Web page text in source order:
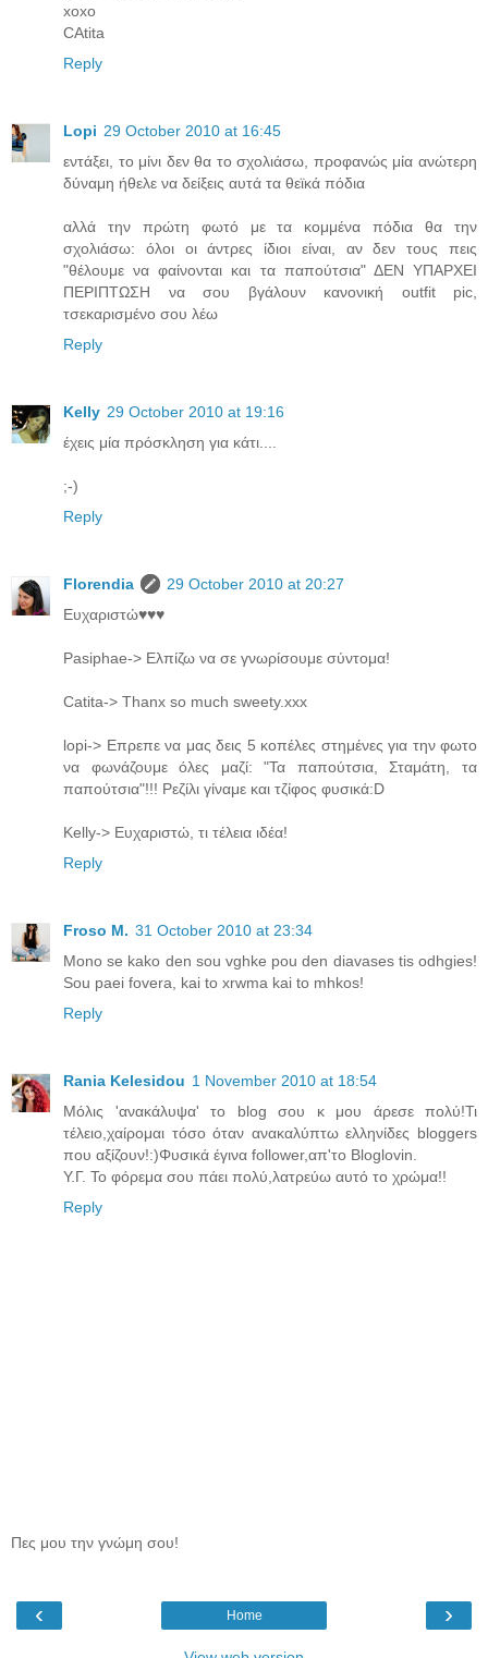
xoxo
CAtita
Reply
Lopi 29 October 2010 at 16:45
εντάξει, το μίνι δεν θα το σχολιάσω, προφανώς μία ανώτερη
δύναμη ήθελε να δείξεις αυτά τα θεϊκά πόδια
αλλά την πρώτη φωτό με τα κομμένα πόδια θα την
σχολιάσω: όλοι οι άντρες ίδιοι είναι, αν δεν τους πεις
"θέλουμε να φαίνονται και τα παπούτσια" ΔΕΝ ΥΠΑΡΧΕΙ
ΠΕΡΙΠΤΩΣΗ να σου βγάλουν κανονική outfit pic,
τσεκαρισμένο σου λέω
Reply
Kelly 29 October 2010 at 19:16
έχεις μία πρόσκληση για κάτι....
;-)
Reply
Florendia
29 October 2010 at 20:27
Ευχαριστώ♥♥♥
Pasiphae-> Ελπίζω να σε γνωρίσουμε σύντομα!
Catita-> Thanx so much sweety.xxx
lopi-> Επρεπε να μας δεις 5 κοπέλες στημένες για την φωτο
να φωνάζουμε όλες μαζί: "Τα παπούτσια, Σταμάτη, τα
παπούτσια"!!! Ρεζίλι γίναμε και τζίφος φυσικά:D
Kelly-> Ευχαριστώ, τι τέλεια ιδέα!
Reply
Froso M. 31 October 2010 at 23:34
Mono se kako den sou vghke pou den diavases tis odhgies!
Sou paei fovera, kai to xrwma kai to mhkos!
Reply
Rania Kelesidou 1 November 2010 at 18:54
Μόλις 'ανακάλυψα' το blog σου κ μου άρεσε πολύ!Τι
τέλειο,χαίρομαι τόσο όταν ανακαλύπτω ελληνίδες bloggers
που αξίζουν!:)Φυσικά έγινα follower,απ'το Bloglovin.
Υ.Γ. Το φόρεμα σου πάει πολύ,λατρεύω αυτό το χρώμα!!
Reply
Πες μου την γνώμη σου!
‹ ›
Home